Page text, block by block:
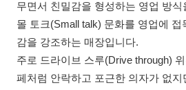
무면서 친밀감을 형성하는 영업 방
몰 토크(Small talk) 문화를 영업에 접
감을 강조하는 매장입니다.
주로 드라이브 스루(Drive through)
페처럼 안락하고 포근한 의자가 없지